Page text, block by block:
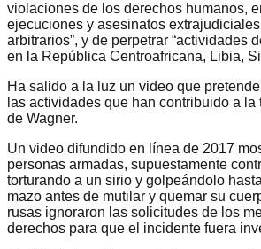
violaciones de los derechos humanos,
ejecuciones y asesinatos
arbitrarios”, y de perpetrar “actividades
en la República Centroafricana, Libia,
Ha salido a la luz un video que
las actividades que han contribuido a la
de Wagner.
Un video difundido en línea de 2017
personas armadas, supuestamente
torturando a un sirio y golpeándolo
mazo antes de mutilar y quemar su
rusas ignoraron las solicitudes de los
derechos para que el incidente fuera